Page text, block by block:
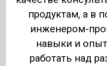
продуктам, а в
инженером-
навыки и
работать над